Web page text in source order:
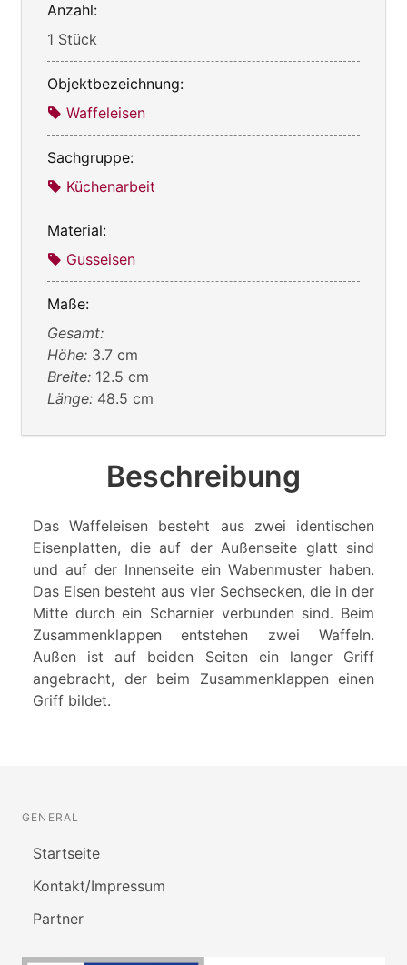
Anzahl:
1 Stück
Objektbezeichnung:
Waffeleisen
Sachgruppe:
Küchenarbeit
Material:
Gusseisen
Maße:
Gesamt:
Höhe: 3.7 cm
Breite: 12.5 cm
Länge: 48.5 cm
Beschreibung
Das Waffeleisen besteht aus zwei identischen
Eisenplatten, die auf der Außenseite glatt sind
und auf der Innenseite ein Wabenmuster haben.
Das Eisen besteht aus vier Sechsecken, die in der
Mitte durch ein Scharnier verbunden sind. Beim
Zusammenklappen entstehen zwei Waffeln.
Außen ist auf beiden Seiten ein langer Griff
angebracht, der beim Zusammenklappen einen
Griff bildet.
GENERAL
Startseite
Kontakt/Impressum
Partner